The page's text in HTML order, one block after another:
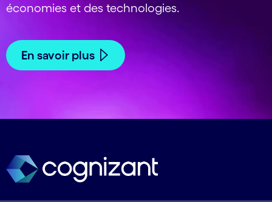
économies et des technologies.
En savoir plus